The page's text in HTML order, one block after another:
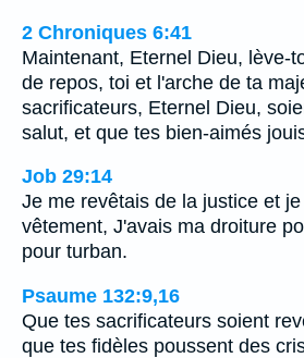
2 Chroniques 6:41
Maintenant, Eternel Dieu, lève-
de repos, toi et l'arche de ta
sacrificateurs, Eternel Dieu,
salut, et que tes bien-aimés
Job 29:14
Je me revêtais de la justice et
vêtement, J'avais ma droiture
pour turban.
Psaume 132:9,16
Que tes sacrificateurs soient
que tes fidèles poussent des